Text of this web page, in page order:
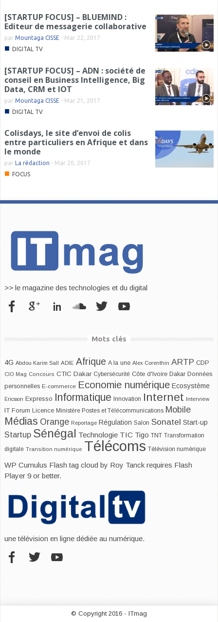
[STARTUP FOCUS] – BLUEMIND :
Editeur de messagerie collaborative
par Mountaga CISSE - Mar 22, 2017
■ DIGITAL TV
[STARTUP FOCUS] – ADN : société de
conseil en Business Intelligence, Big
Data, CRM et IOT
par Mountaga CISSE - Mar 21, 2017
■ DIGITAL TV
Colisdays, le site d’envoi de colis
entre particuliers en Afrique et dans
le monde
par La rédaction - Mar 20, 2017
■ FOCUS
>> le magazine des technologies et du digital
Mots clés
4G Abdou Karim Sall ADIE Afrique A la une Alex Corenthin ARTP CDP
CIO Mag Concours CTIC Dakar Cybersécurité Côte d'Ivoire Dakar Données
personnelles E-commerce Economie numérique Ecosystème
Ericsson Expresso Informatique Innovation Internet Interview
IT Forum Licence Ministère Postes et Télécommunications Mobile
Médias Orange Reportage Régulation Salon Sonatel Start-up
Startup Sénégal Technologie TIC Tigo TNT Transformation
digitale Transition numérique Télécoms Télévision numérique
WP Cumulus Flash tag cloud by Roy Tanck requires Flash
Player 9 or better.
une télévision en ligne dédiée au numérique.
© Copyright 2016 - ITmag